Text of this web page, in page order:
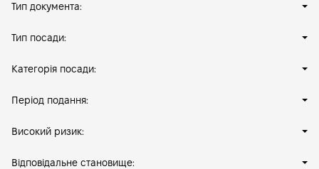
Тип документа:
Тип посади:
Категорія посади:
Період подання:
Високий ризик:
Відповідальне становище: